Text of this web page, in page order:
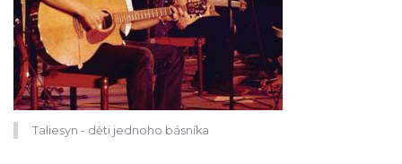
Taliesyn - děti jednoho básníka